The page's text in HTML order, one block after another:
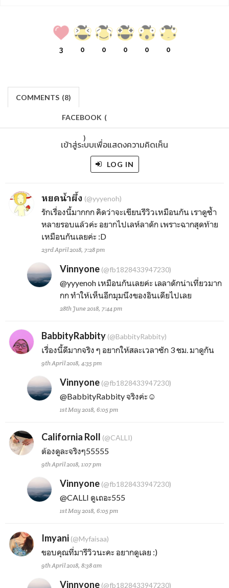
3 0 0 0 0 0
COMMENTS (8)
FACEBOOK (
)
เข้าสู่ระบบเพื่อแสดงความคิดเห็น
LOG IN
หยดน้ำผึ้ง (@yyyenoh)
รักเรื่องนี้มากกก คิดว่าจะเขียนรีวิวเหมือนกัน เราดูซ้ำ
หลายรอบแล้วค่ะ อยากไปเลห์ลาดัก เพราะฉากสุดท้าย
เหมือนกันเลยค่ะ :D
23rd April 2018, 7:28 pm
Vinnyone(@fb1828433947230)
@yyyenohเหมือนกันเลยค่ะ เลลาดักน่าเที่ยวมาก
กก ทำให้เห็นอีกมุมนึงของอินเดียไปเลย
28th June 2018, 7:44 pm
BabbityRabbity (@BabbityRabbity)
เรื่องนี้ดีมากจริง ๆ อยากให้สละเวลาซัก 3 ชม. มาดูกัน
9th April 2018, 4:35 pm
Vinnyone(@fb1828433947230)
@BabbityRabbityจริงค่ะ☺
1st May 2018, 6:05 pm
California Roll (@CALLI)
ต้องดูละจริงๆ55555
9th April 2018, 1:07 pm
Vinnyone(@fb1828433947230)
@CALLI ดูเถอะ555
1st May 2018, 6:05 pm
Imyani (@Myfaisaa)
ขอบคุณที่มารีวิวนะคะ อยากดูเลย :)
9th April 2018, 8:38 am
Vinnyone(@fb1828433947230)